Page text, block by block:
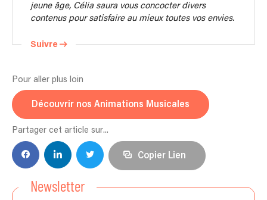
jeune âge, Célia saura vous concocter divers
contenus pour satisfaire au mieux toutes vos envies.
Suivre
Pour aller plus loin
Découvrir nos Animations Musicales
Partager cet article sur...
Copier Lien
Newsletter